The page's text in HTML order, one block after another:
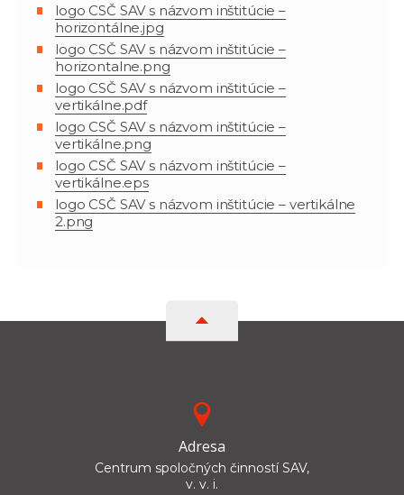
logo CSČ SAV s názvom inštitúcie –
horizontálne.jpg
logo CSČ SAV s názvom inštitúcie –
horizontalne.png
logo CSČ SAV s názvom inštitúcie –
vertikálne.pdf
logo CSČ SAV s názvom inštitúcie –
vertikálne.png
logo CSČ SAV s názvom inštitúcie –
vertikálne.eps
logo CSČ SAV s názvom inštitúcie – vertikálne
2.png
Adresa
Centrum spoločných činností SAV,
v. v. i.